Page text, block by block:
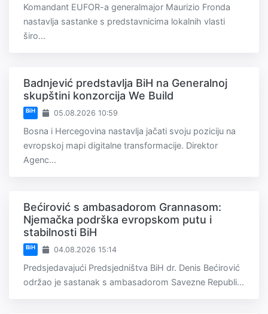
Komandant EUFOR-a generalmajor Maurizio Fronda
nastavlja sastanke s predstavnicima lokalnih vlasti
širo...
Badnjević predstavlja BiH na Generalnoj
skupštini konzorcija We Build
BiH 05.08.2026 10:59
Bosna i Hercegovina nastavlja jačati svoju poziciju na
evropskoj mapi digitalne transformacije. Direktor
Agenc...
Bećirović s ambasadorom Grannasom:
Njemačka podrška evropskom putu i
stabilnosti BiH
BiH 04.08.2026 15:14
Predsjedavajući Predsjedništva BiH dr. Denis Bećirović
održao je sastanak s ambasadorom Savezne Republi...